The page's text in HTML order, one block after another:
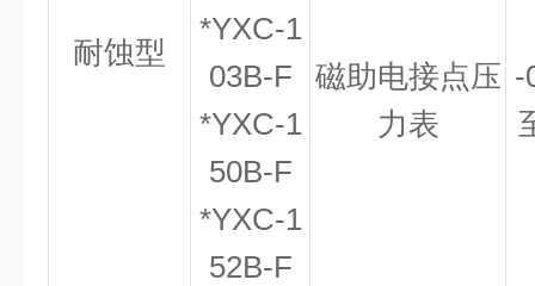
磁助电接点压
力表
耐蚀型
*YXC-1
03B-F
*YXC-1
50B-F
*YXC-1
52B-F
-